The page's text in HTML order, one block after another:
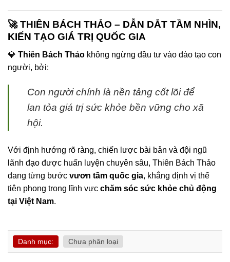
🚀 THIÊN BÁCH THẢO – DẪN DẮT TẦM NHÌN,
KIẾN TẠO GIÁ TRỊ QUỐC GIA
💎 Thiên Bách Thảo không ngừng đầu tư vào đào tạo con
người, bởi:
Con người chính là nền tảng cốt lõi để
lan tỏa giá trị sức khỏe bền vững cho xã
hội.
Với định hướng rõ ràng, chiến lược bài bản và đội ngũ
lãnh đạo được huấn luyện chuyên sâu, Thiên Bách Thảo
đang từng bước vươn tầm quốc gia, khẳng định vị thế
tiên phong trong lĩnh vực chăm sóc sức khỏe chủ động
tại Việt Nam.
Danh mục: Chưa phân loại